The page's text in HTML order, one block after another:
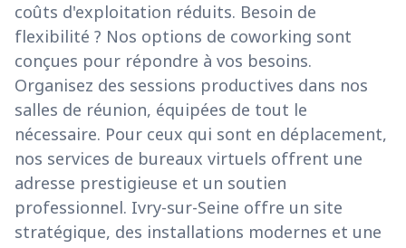
coûts d'exploitation réduits. Besoin de
flexibilité ? Nos options de coworking sont
conçues pour répondre à vos besoins.
Organisez des sessions productives dans nos
salles de réunion, équipées de tout le
nécessaire. Pour ceux qui sont en déplacement,
nos services de bureaux virtuels offrent une
adresse prestigieuse et un soutien
professionnel. Ivry-sur-Seine offre un site
stratégique, des installations modernes et une